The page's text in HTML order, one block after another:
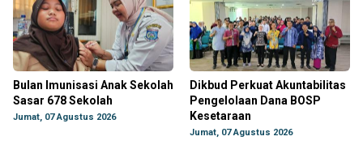
Bulan Imunisasi Anak Sekolah
Sasar 678 Sekolah
Jumat, 07 Agustus 2026
Dikbud Perkuat Akuntabilitas
Pengelolaan Dana BOSP
Kesetaraan
Jumat, 07 Agustus 2026